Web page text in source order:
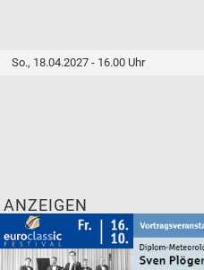
So., 18.04.2027 - 16.00 Uhr
ANZEIGEN